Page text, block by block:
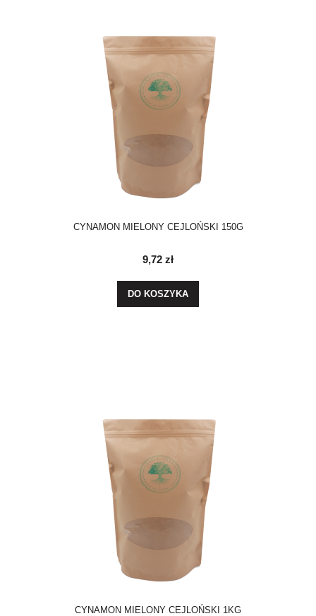
CYNAMON MIELONY CEJLOŃSKI 150G
9,72 zł
DO KOSZYKA
CYNAMON MIELONY CEJLOŃSKI 1KG